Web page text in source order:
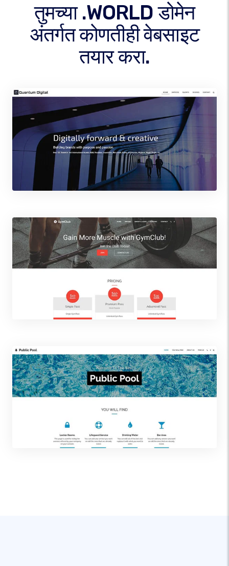
तुमच्या .WORLD डोमेन
अंतर्गत कोणतीही वेबसाइट
तयार करा.